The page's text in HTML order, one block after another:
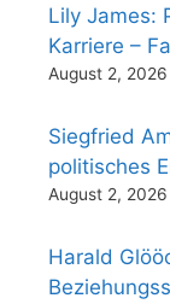
Lily James:
Karriere –
August 2, 2026
Siegfried
politisches
August 2, 2026
Harald